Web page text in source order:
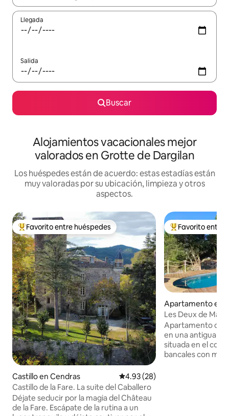
Llegada
Salida
Buscar
Alojamientos vacacionales mejor
valorados en Grotte de Dargilan
Los huéspedes están de acuerdo: estas estadías están
muy valoradas por su ubicación, limpieza y otros
aspectos.
Favorito entre huéspedes preferido
Favorito entre huéspedes
Castillo en Cendras Calificación promedio: 4.93 de
4.93 (28)
Castillo de la Fare. La suite del Caballero
Déjate seducir por la magia del Château
de la Fare. Escápate de la rutina a un
Favorito entre
Favorito entre
Apartamento en
Vallée-Française
Les Deux de
las Cevenas
Apartamento
en una antigua
situada en el
bancales con